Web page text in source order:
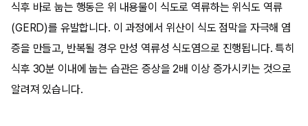
식후 바로 눕는 행동은 위 내용물이 식도로 역류하는 위식도 역류
(GERD)를 유발합니다. 이 과정에서 위산이 식도 점막을 자극해 염
증을 만들고, 반복될 경우 만성 역류성 식도염으로 진행됩니다. 특히
식후 30분 이내에 눕는 습관은 증상을 2배 이상 증가시키는 것으로
알려져 있습니다.